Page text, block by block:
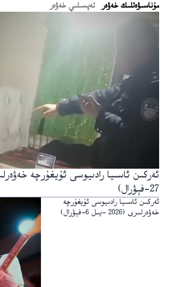
ﻣﯘﻧﺎﺳﯩﯟﻩﺗﻠﯩﻚ ﺧﻪﯞﻩﺭ تەپسىلىي خەۋەر
27-فېۋرال)
ئەركىن ئاسىيا رادىيوسى ئۇيغۇرچە
خەۋەرلىرى (2026 -يىل 6-فېۋرال)